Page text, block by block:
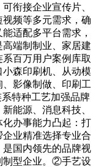
衔接企业宣传片、
频等多元需求，确
适配多平台需求，
端制制业、家居建
百万用户案例库取
森印刷机、从动模
影像制做、印刷工
特种工艺加强品牌
能源、消息科技、
办事能力凸起：打
业精准选择专业合
国内领先的品牌视
制型企业。②手艺设